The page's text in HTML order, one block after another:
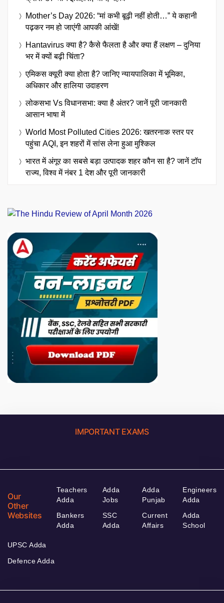
Mother’s Day 2026: “मां कभी बूढ़ी नहीं होती…” ये कहानी
पढ़कर नम हो जाएंगी आपकी आंखें!
Hantavirus क्या है? कैसे फैलता है और क्या हैं लक्षण – दुनिया
भर में क्यों बढ़ी चिंता?
एमिकस क्यूरी क्या होता है? जानिए न्यायपालिका में भूमिका,
अधिकार और हालिया उदाहरण
लोकसभा Vs विधानसभा: क्या है अंतर? जानें पूरी जानकारी
आसान भाषा में
World Most Polluted Cities 2026: खतरनाक स्तर पर
पहुंचा AQI, इन शहरों में सांस लेना हुआ मुश्किल
भारत में अंगूर का सबसे बड़ा उत्पादक शहर कौन सा है? जानें टॉप
राज्य, विश्व में नंबर 1 देश और पूरी जानकारी
IMPORTANT EXAMS
Our
Other
Websites
Teachers
Adda
Bankers
Adda
Adda
Jobs
SSC
Adda
Adda
Punjab
Current
Affairs
Engineers
Adda
Adda
School
UPSC Adda
Defence Adda